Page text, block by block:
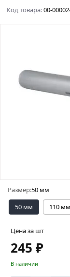
Код товара:00-
Размер:50 мм
50 мм
110 мм
Цена за шт
245 ₽
В наличии